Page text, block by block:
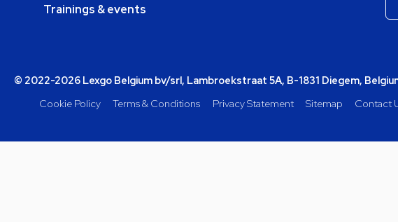
Trainings & events
© 2022-2026 Lexgo Belgium bv/srl, Lambroekstraat 5A, B-1831 Diegem,
Cookie Policy
Terms & Conditions Privacy Statement Sitemap Contact